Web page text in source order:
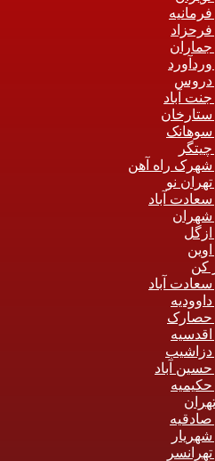
جماران
دروس
آباد
ستارخان
سوهانک
شهرک راه آهن
نو
آباد
شهران
ازگل
کن
آباد
حصارک
دزاشیب
آباد
صادقیه